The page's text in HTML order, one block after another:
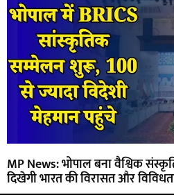
MP News: भोपाल बना वैश्विक
दिखेगी भारत की विरासत और